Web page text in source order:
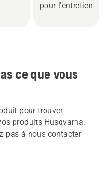
pour l'entretien
ce que vous
pour trouver
produits Husqvarna.
pas à nous contacter